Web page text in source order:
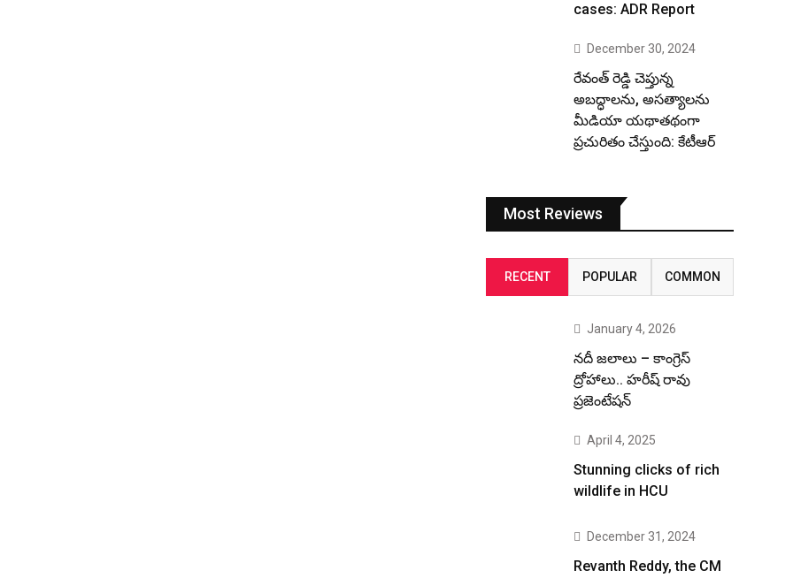
cases: ADR Report
December 30, 2024
రేవంత్ రెడ్డి చెప్తున్న
అబద్ధాలను, అసత్యాలను
మీడియా యథాతథంగా
ప్రచురితం చేస్తుంది: కేటీఆర్
Most Reviews
RECENT POPULAR COMMON
January 4, 2026
నదీ జలాలు – కాంగ్రెస్
ద్రోహాలు.. హరీష్ రావు
ప్రజెంటేషన్
April 4, 2025
Stunning clicks of rich
wildlife in HCU
December 31, 2024
Revanth Reddy, the CM